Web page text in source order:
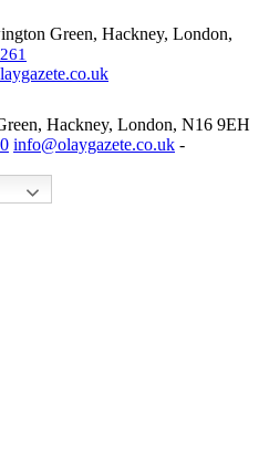
Green, Hackney, London,
Hackney, London, N16 9EH
info@olaygazete.co.uk -